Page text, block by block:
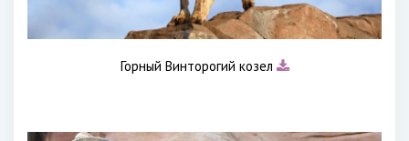
Горный Винторогий козел